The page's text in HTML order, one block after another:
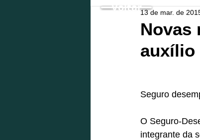
Novas
auxílio
13 de mar. de
Seguro
O Seguro-
integrante da
Voltar